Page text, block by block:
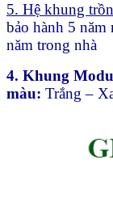
5. Hệ khung
bảo hành 5
năm trong nhà
4. Khung
màu: Trắng –